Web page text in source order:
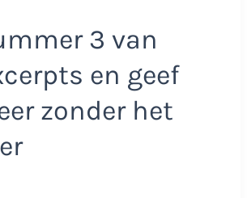
3 van
en geef
zonder het